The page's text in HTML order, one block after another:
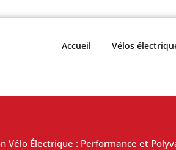
Accueil Vélos
Vélo Électrique : Performance et